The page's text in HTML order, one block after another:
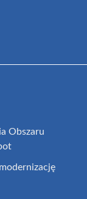
Obszaru